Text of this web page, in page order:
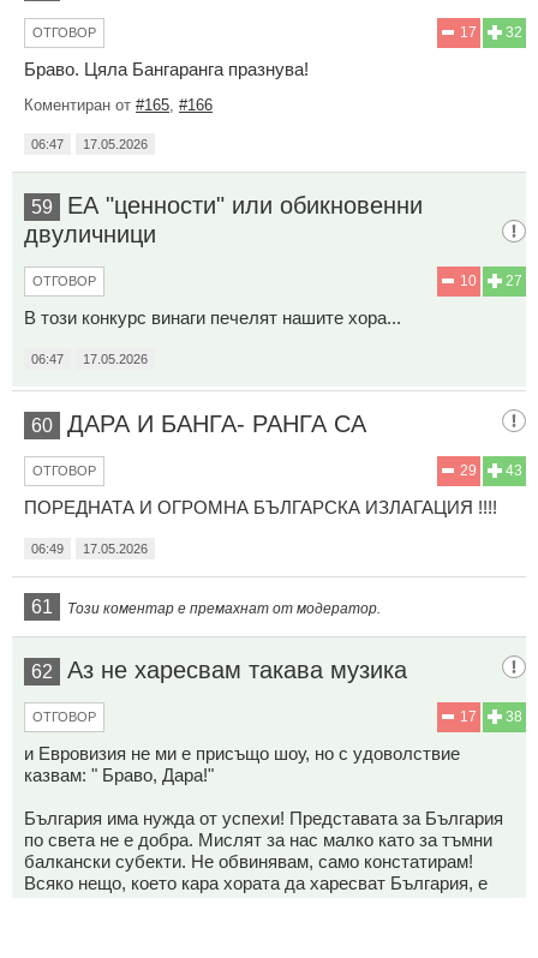
32
17
ОТГОВОР
Браво. Цяла Бангаранга празнува!
Коментиран от #165 #166
06:47 17.05.2026
59
ЕА "ценности" или обикновенни
двуличници
27
10
ОТГОВОР
В този конкурс винаги печелят нашите хора...
06:47 17.05.2026
60 ДАРА И БАНГА- РАНГА СА
43
29
ОТГОВОР
ПОРЕДНАТА И ОГРОМНА БЪЛГАРСКА ИЗЛАГАЦИЯ !!!!
06:49 17.05.2026
61 Този коментар е премахнат от модератор.
62 Аз не харесвам такава музика
38
17
ОТГОВОР
и Евровизия не ми е присъщо шоу, но с удоволствие
казвам: " Браво, Дара!"
България има нужда от успехи! Представата за България
по света не е добра. Мислят за нас малко като за тъмни
балкански субекти. Не обвинявам, само констатирам!
Всяко нещо, което кара хората да харесват България, е